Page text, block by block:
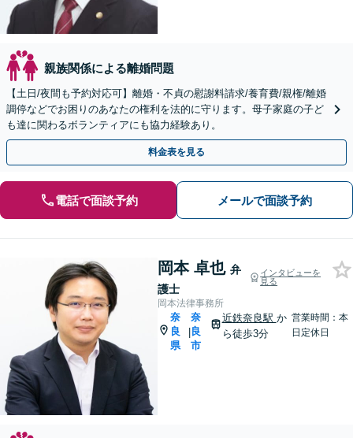
親族関係による離婚問題
【土日/夜間も予約対応可】離婚・不貞の慰謝料請求/養育費/親権/離婚
調停などでお困りのあなたの権利を法的に守ります。母子家庭の子ど
も達に関わるボランティアにも協力経験あり。
料金表を見る
電話で面談予約 メールで面談予約
岡本 卓也 弁
護士
インタビューを
見る
岡本法律事務所
奈
良
県
|
奈
良
市
近鉄奈良駅 か
ら徒歩3分
営業時間：本
日定休日